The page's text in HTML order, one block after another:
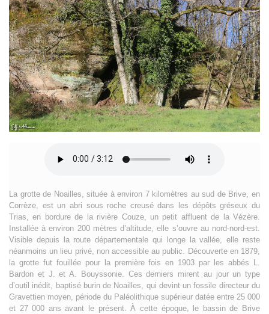
La grotte de Noailles, située à environ 7 kilomètres au sud de Brive, en
Corrèze, est un abri sous roche creusé dans les dépôts gréseux du
Trias, en bordure de la rivière Couze, un petit affluent de la Vézère.
Installée à environ 200 mètres d’altitude, elle s’ouvre au nord-nord-est.
Visible depuis la route départementale qui longe la vallée, elle reste
néanmoins un lieu privé, non accessible au public. Découverte en 1879,
la grotte fut fouillée pour la première fois en 1903 par les abbés L.
Bardon et J. et A. Bouyssonie. Ces derniers mirent au jour un type
d’outil inédit, baptisé burin de Noailles, qui devint un fossile directeur du
Gravettien moyen, période du Paléolithique supérieur datée entre 25 000
et 27 000 ans avant le présent. À cette époque, le bassin de Brive